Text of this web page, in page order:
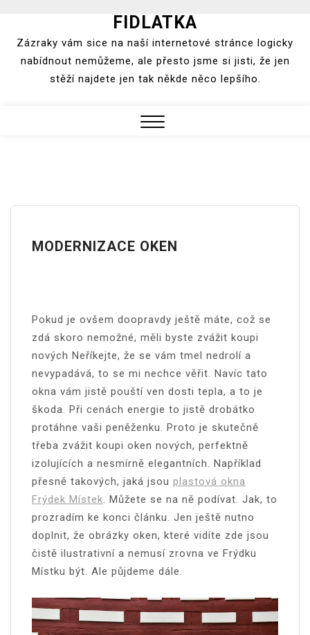
content
FIDLATKA
Zázraky vám sice na naší internetové stránce logicky
nabídnout nemůžeme, ale přesto jsme si jisti, že jen
stěží najdete jen tak někde něco lepšího.
MODERNIZACE OKEN
Pokud je ovšem doopravdy ještě máte, což se
zdá skoro nemožné, měli byste zvážit koupi
nových Neříkejte, že se vám tmel nedrolí a
nevypadává, to se mi nechce věřit. Navíc tato
okna vám jistě pouští ven dosti tepla, a to je
škoda. Při cenách energie to jistě drobátko
protáhne vaši peněženku. Proto je skutečně
třeba zvážit koupi oken nových, perfektně
izolujících a nesmírně elegantních. Například
přesně takových, jaká jsou plastová okna
Frýdek Místek . Můžete se na ně podívat. Jak, to
prozradím ke konci článku. Jen ještě nutno
doplnit, že obrázky oken, které vidíte zde jsou
čistě ilustrativní a nemusí zrovna ve Frýdku
Místku být. Ale půjdeme dále.